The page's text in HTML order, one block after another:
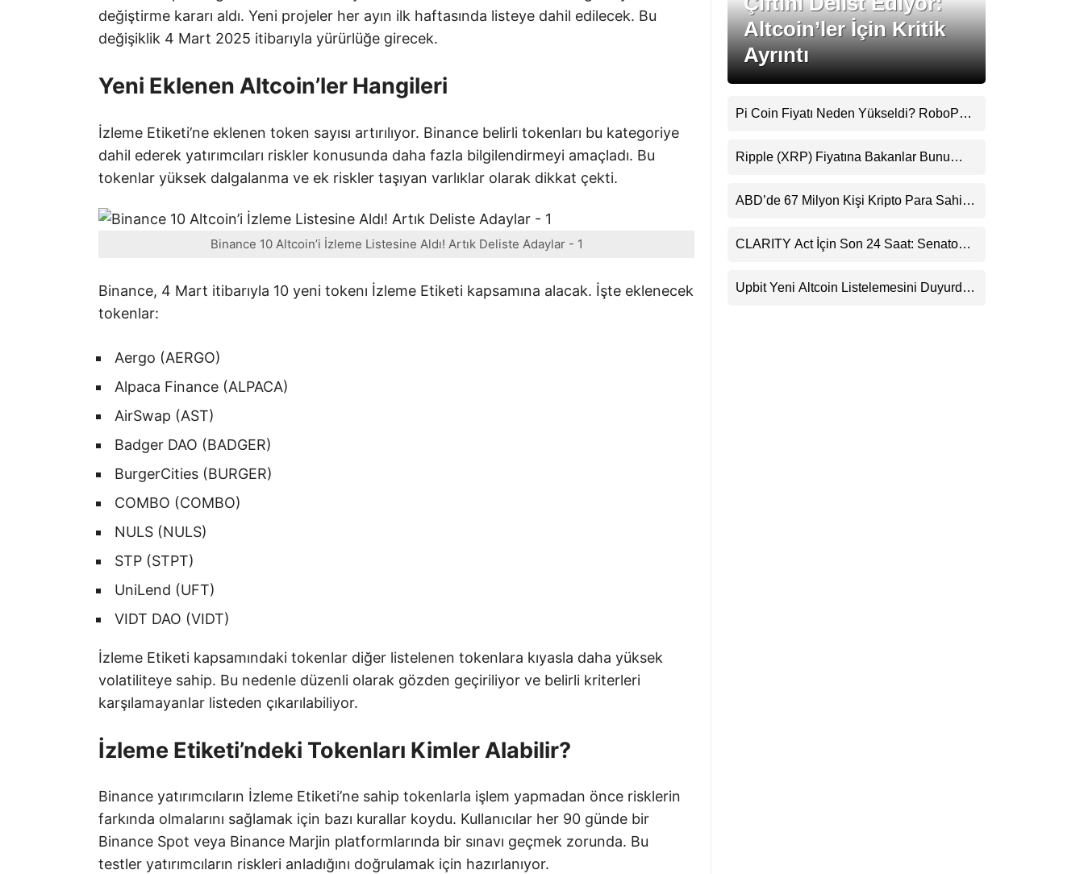
LinkedIn
Telegram
değiştirme kararı aldı. Yeni projeler her ayın ilk haftasında listeye dahil edilecek. Bu
değişiklik 4 Mart 2025 itibarıyla yürürlüğe girecek.
Yeni Eklenen Altcoin’ler Hangileri
İzleme Etiketi’ne eklenen token sayısı artırılıyor. Binance belirli tokenları bu kategoriye
dahil ederek yatırımcıları riskler konusunda daha fazla bilgilendirmeyi amaçladı. Bu
tokenlar yüksek dalgalanma ve ek riskler taşıyan varlıklar olarak dikkat çekti.
Binance 10 Altcoin’i İzleme Listesine Aldı! Artık Deliste Adaylar - 1
Binance, 4 Mart itibarıyla 10 yeni tokenı İzleme Etiketi kapsamına alacak. İşte eklenecek
tokenlar:
Aergo (AERGO)
Alpaca Finance (ALPACA)
AirSwap (AST)
Badger DAO (BADGER)
BurgerCities (BURGER)
COMBO (COMBO)
NULS (NULS)
STP (STPT)
UniLend (UFT)
VIDT DAO (VIDT)
İzleme Etiketi kapsamındaki tokenlar diğer listelenen tokenlara kıyasla daha yüksek
volatiliteye sahip. Bu nedenle düzenli olarak gözden geçiriliyor ve belirli kriterleri
karşılamayanlar listeden çıkarılabiliyor.
İzleme Etiketi’ndeki Tokenları Kimler Alabilir?
Binance yatırımcıların İzleme Etiketi’ne sahip tokenlarla işlem yapmadan önce risklerin
farkında olmalarını sağlamak için bazı kurallar koydu. Kullanıcılar her 90 günde bir
Binance Spot veya Binance Marjin platformlarında bir sınavı geçmek zorunda. Bu
testler yatırımcıların riskleri anladığını doğrulamak için hazırlanıyor.
Altcoin’ler İçin Kritik
Ayrıntı
Pi Coin Fiyatı Neden Yükseldi? RoboPay
Destekledi
Ripple (XRP) Fiyatına Bakanlar Bunu
Uyarı
ABD’de 67 Milyon Kişi Kripto Para Sahibi:
CLARITY Act İçin Son 24 Saat: Senato
Beklentisini Bozabilir
Upbit Yeni Altcoin Listelemesini Duyurdu: